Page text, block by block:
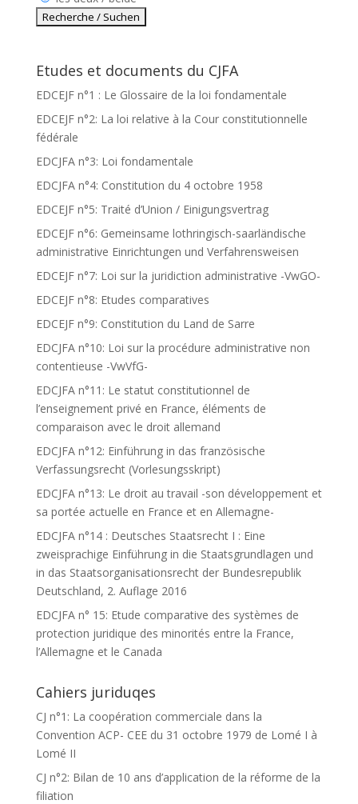
Etudes et documents du CJFA
EDCEJF n°1 : Le Glossaire de la loi fondamentale
EDCEJF n°2: La loi relative à la Cour constitutionnelle
fédérale
EDCJFA n°3: Loi fondamentale
EDCJFA n°4: Constitution du 4 octobre 1958
EDCEJF n°5: Traité d’Union / Einigungsvertrag
EDCEJF n°6: Gemeinsame lothringisch-saarländische
administrative Einrichtungen und Verfahrensweisen
EDCEJF n°7: Loi sur la juridiction administrative -VwGO-
EDCEJF n°8: Etudes comparatives
EDCEJF n°9: Constitution du Land de Sarre
EDCJFA n°10: Loi sur la procédure administrative non
contentieuse -VwVfG-
EDCJFA n°11: Le statut constitutionnel de
l’enseignement privé en France, éléments de
comparaison avec le droit allemand
EDCJFA n°12: Einführung in das französische
Verfassungsrecht (Vorlesungsskript)
EDCJFA n°13: Le droit au travail -son développement et
sa portée actuelle en France et en Allemagne-
EDCJFA n°14 : Deutsches Staatsrecht I : Eine
zweisprachige Einführung in die Staatsgrundlagen und
in das Staatsorganisationsrecht der Bundesrepublik
Deutschland, 2. Auflage 2016
EDCJFA n° 15: Etude comparative des systèmes de
protection juridique des minorités entre la France,
l’Allemagne et le Canada
Cahiers juriduqes
CJ n°1: La coopération commerciale dans la
Convention ACP- CEE du 31 octobre 1979 de Lomé I à
Lomé II
CJ n°2: Bilan de 10 ans d’application de la réforme de la
filiation